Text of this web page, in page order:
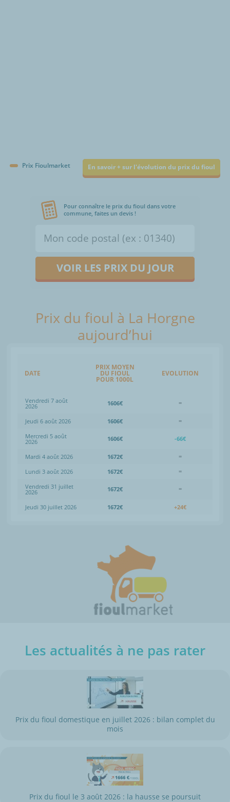
Prix Fioulmarket En savoir + sur l'évolution du prix du fioul
Pour connaître le prix du fioul dans votre
commune, faites un devis !
VOIR LES PRIX DU JOUR
Prix du fioul à La Horgne
aujourd’hui
DATE
PRIX MOYEN
DU FIOUL
POUR 1000L
EVOLUTION
Vendredi 7 août
2026 1606€ =
Jeudi 6 août 2026 1606€
=
Mercredi 5 août
2026 1606€ -66€
Mardi 4 août 2026 1672€
=
Lundi 3 août 2026
1672€
=
Vendredi 31 juillet
2026 1672€ =
Jeudi 30 juillet 2026 1672€ +24€
Les actualités à ne pas rater
Prix du fioul domestique en juillet 2026 : bilan complet du
mois
Prix du fioul le 3 août 2026 : la hausse se poursuit